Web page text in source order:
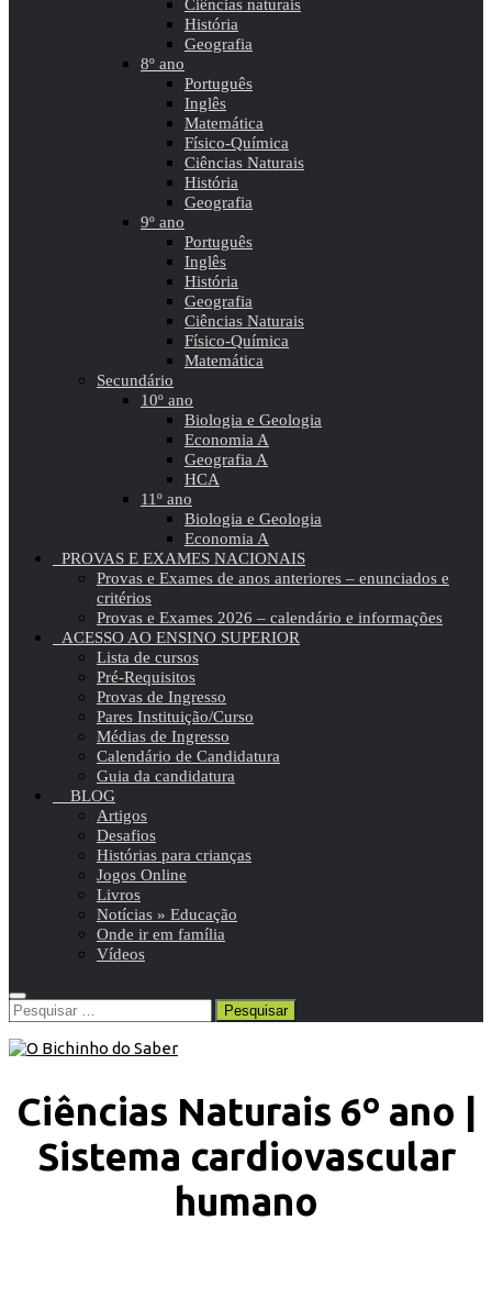
Ciências naturais
História
Geografia
8º ano
Português
Inglês
Matemática
Físico-Química
Ciências Naturais
História
Geografia
9º ano
Português
Inglês
História
Geografia
Ciências Naturais
Físico-Química
Matemática
Secundário
10º ano
Biologia e Geologia
Economia A
Geografia A
HCA
11º ano
Biologia e Geologia
Economia A
PROVAS E EXAMES NACIONAIS
Provas e Exames de anos anteriores – enunciados e
critérios
Provas e Exames 2026 – calendário e informações
ACESSO AO ENSINO SUPERIOR
Lista de cursos
Pré-Requisitos
Provas de Ingresso
Pares Instituição/Curso
Médias de Ingresso
Calendário de Candidatura
Guia da candidatura
BLOG
Artigos
Desafios
Histórias para crianças
Jogos Online
Livros
Notícias » Educação
Onde ir em família
Vídeos
Pesquisar
por:
Ciências Naturais 6º ano |
Sistema cardiovascular
humano